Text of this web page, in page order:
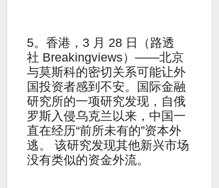
5。香港，3 月 28 日（路透
社 Breakingviews）——北京
与莫斯科的密切关系可能让外
国投资者感到不安。国际金融
研究所的一项研究发现，自俄
罗斯入侵乌克兰以来，中国一
直在经历“前所未有的”资本外
逃。 该研究发现其他新兴市场
没有类似的资金外流。